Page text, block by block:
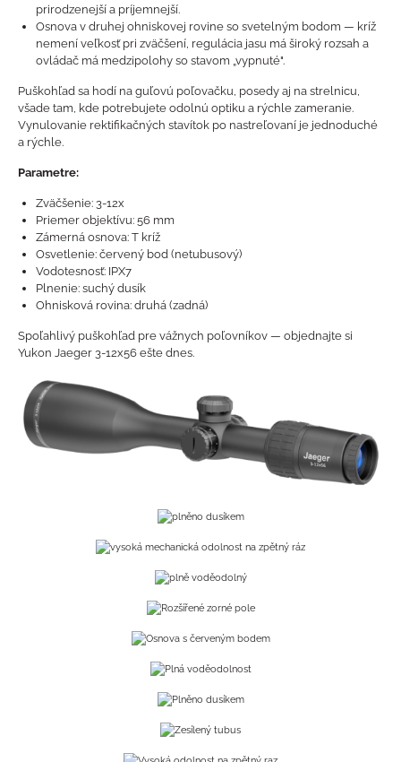
prirodzenejší a príjemnejší.
Osnova v druhej ohniskovej rovine so svetelným bodom — kríž
nemení veľkosť pri zväčšení, regulácia jasu má široký rozsah a
ovládač má medzipolohy so stavom „vypnuté".
Puškohľad sa hodí na guľovú poľovačku, posedy aj na strelnicu,
všade tam, kde potrebujete odolnú optiku a rýchle zameranie.
Vynulovanie rektifikačných stavítok po nastreľovaní je jednoduché
a rýchle.
Parametre:
Zväčšenie: 3-12x
Priemer objektívu: 56 mm
Zámerná osnova: T kríž
Osvetlenie: červený bod (netubusový)
Vodotesnosť: IPX7
Plnenie: suchý dusík
Ohnisková rovina: druhá (zadná)
Spoľahlivý puškohľad pre vážnych poľovníkov — objednajte si
Yukon Jaeger 3-12x56 ešte dnes.